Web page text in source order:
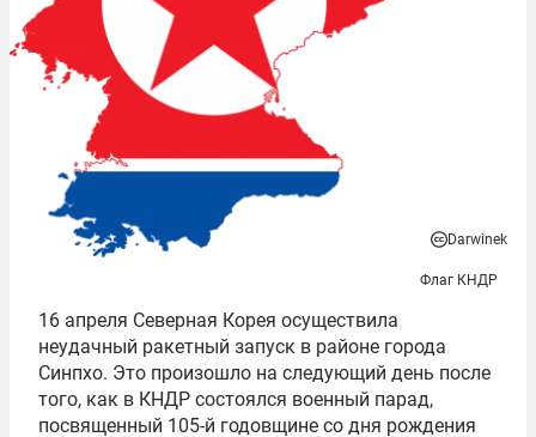
Darwinek
Флаг КНДР
16 апреля Северная Корея осуществила
неудачный ракетный запуск в районе города
Синпхо. Это произошло на следующий день после
того, как в КНДР состоялся военный парад,
посвященный 105-й годовщине со дня рождения